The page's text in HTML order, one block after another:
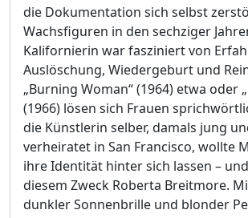
die Dokumentation sich selbst
Wachsfiguren in den sechziger
Kalifornierin war fasziniert von
Auslöschung, Wiedergeburt und
„Burning Woman“ (1964) etwa oder
(1966) lösen sich Frauen
die Künstlerin selber, damals jung
verheiratet in San Francisco, wollte
ihre Identität hinter sich lassen –
diesem Zweck Roberta Breitmore.
dunkler Sonnenbrille und blonder